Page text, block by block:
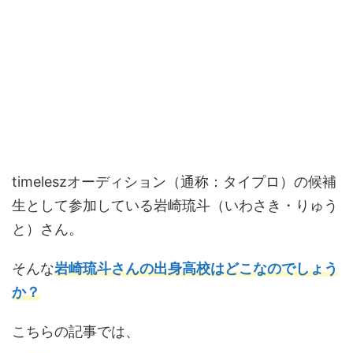
timeleszオーディション（通称：タイプロ）の候補
生として参加している岩崎琉斗（いわさき・りゅう
と）さん。
そんな岩崎琉斗さんの出身高校はどこなのでしょう
か？
こちらの記事では、